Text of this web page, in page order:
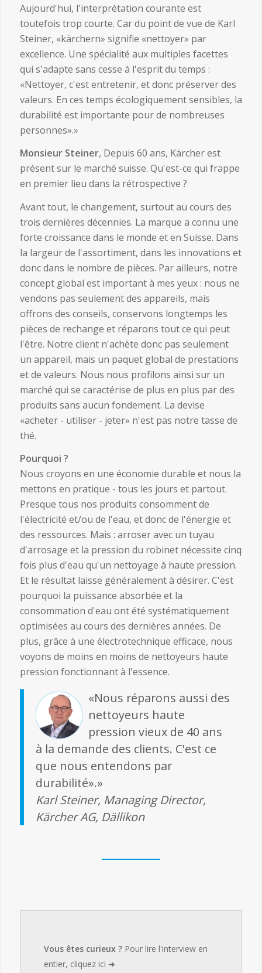
Aujourd'hui, l'interprétation courante est
toutefois trop courte. Car du point de vue de Karl
Steiner, «kärchern» signifie «nettoyer» par
excellence. Une spécialité aux multiples facettes
qui s'adapte sans cesse à l'esprit du temps :
«Nettoyer, c'est entretenir, et donc préserver des
valeurs. En ces temps écologiquement sensibles, la
durabilité est importante pour de nombreuses
personnes».»
Monsieur Steiner, Depuis 60 ans, Kärcher est
présent sur le marché suisse. Qu'est-ce qui frappe
en premier lieu dans la rétrospective ?
Avant tout, le changement, surtout au cours des
trois dernières décennies. La marque a connu une
forte croissance dans le monde et en Suisse. Dans
la largeur de l'assortiment, dans les innovations et
donc dans le nombre de pièces. Par ailleurs, notre
concept global est important à mes yeux : nous ne
vendons pas seulement des appareils, mais
offrons des conseils, conservons longtemps les
pièces de rechange et réparons tout ce qui peut
l'être. Notre client n'achète donc pas seulement
un appareil, mais un paquet global de prestations
et de valeurs. Nous nous profilons ainsi sur un
marché qui se caractérise de plus en plus par des
produits sans aucun fondement. La devise
«acheter - utiliser - jeter» n'est pas notre tasse de
thé.
Pourquoi ?
Nous croyons en une économie durable et nous la
mettons en pratique - tous les jours et partout.
Presque tous nos produits consomment de
l'électricité et/ou de l'eau, et donc de l'énergie et
des ressources. Mais : arroser avec un tuyau
d'arrosage et la pression du robinet nécessite cinq
fois plus d'eau qu'un nettoyage à haute pression.
Et le résultat laisse généralement à désirer. C'est
pourquoi la puissance absorbée et la
consommation d'eau ont été systématiquement
optimisées au cours des dernières années. De
plus, grâce à une électrotechnique efficace, nous
voyons de moins en moins de nettoyeurs haute
pression fonctionnant à l'essence.
«Nous réparons aussi des
nettoyeurs haute
pression vieux de 40 ans
à la demande des clients. C'est ce
que nous entendons par
durabilité».»
Karl Steiner, Managing Director,
Kärcher AG, Dällikon
Vous êtes curieux ? Pour lire l'interview en
entier, cliquez ici ➜